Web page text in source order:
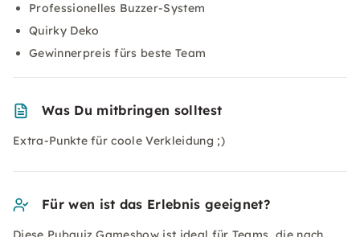
Professionelles Buzzer-System
Quirky Deko
Gewinnerpreis fürs beste Team
Was Du mitbringen solltest
Extra-Punkte für coole Verkleidung ;)
Für wen ist das Erlebnis geeignet?